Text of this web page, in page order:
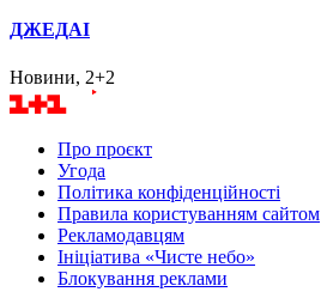
ДЖЕДАІ
Новини, 2+2
Про проєкт
Угода
Політика конфіденційності
Правила користуванням сайтом
Рекламодавцям
Ініціатива «Чисте небо»
Блокування реклами